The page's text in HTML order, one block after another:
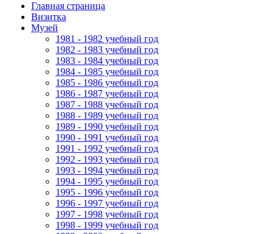
Главная страница
Визитка
Музей
1981 - 1982 учебный год
1982 - 1983 учебный год
1983 - 1984 учебный год
1984 - 1985 учебный год
1985 - 1986 учебный год
1986 - 1987 учебный год
1987 - 1988 учебный год
1988 - 1989 учебный год
1989 - 1990 учебный год
1990 - 1991 учебный год
1991 - 1992 учебный год
1992 - 1993 учебный год
1993 - 1994 учебный год
1994 - 1995 учебный год
1995 - 1996 учебный год
1996 - 1997 учебный год
1997 - 1998 учебный год
1998 - 1999 учебный год